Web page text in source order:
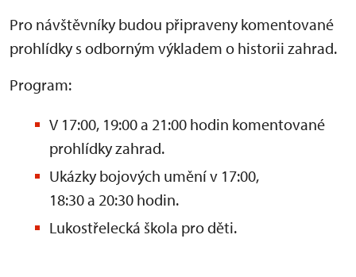
Pro návštěvníky budou připraveny komentované
prohlídky s odborným výkladem o historii zahrad.
Program:
V 17:00, 19:00 a 21:00 hodin komentované
prohlídky zahrad.
Ukázky bojových umění v 17:00,
18:30 a 20:30 hodin.
Lukostřelecká škola pro děti.